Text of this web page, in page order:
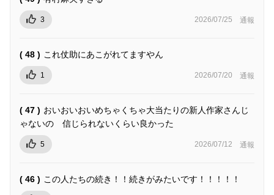
3 2026/07/25 通報
( 48 ) これ仗助にあこがれてますやん
1 2026/07/20 通報
( 47 ) おいおいおいめちゃくちゃ大当たりの新人作家さんじ
ゃないの 信じられないくらい良かった
5 2026/07/12 通報
( 46 ) この人たちの続き！！続きがみたいです！！！！！